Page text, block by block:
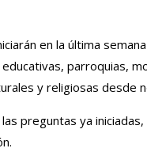
en la última
parroquias,
y religiosas desde
preguntas ya